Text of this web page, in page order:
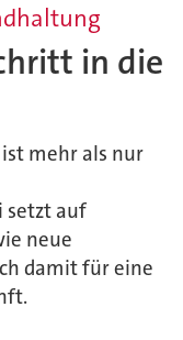
in die
mehr als nur
setzt auf
neue
damit für eine